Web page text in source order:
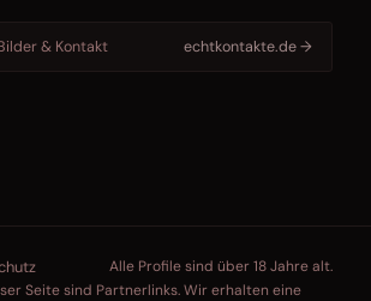
& Kontakt echtkontakte.de →
Alle Profile sind über 18 Jahre alt.
Seite sind Partnerlinks. Wir erhalten eine